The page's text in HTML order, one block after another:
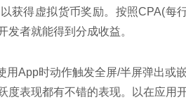
获得虚拟货币奖励。按照CPA(每
发者就能得到分成收益。
用App时动作触发全屏/半屏弹出或
度表现都有不错的表现。以在应用